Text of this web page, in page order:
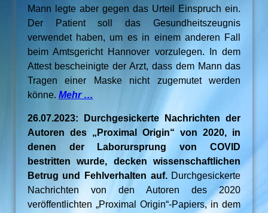
Mann legte aber gegen das Urteil Einspruch ein.
Der Patient soll das Gesundheitszeugnis
verwendet haben, um es in einem anderen Fall
beim Amtsgericht Hannover vorzulegen. In dem
Attest bescheinigte der Arzt, dass dem Mann das
Tragen einer Maske nicht zugemutet werden
könne. Mehr …
26.07.2023: Durchgesickerte Nachrichten der
Autoren des „Proximal Origin“ von 2020, in
denen der Laborursprung von COVID
bestritten wurde, decken wissenschaftlichen
Betrug und Fehlverhalten auf.Durchgesickerte
Nachrichten von den Autoren des 2020
veröffentlichten „Proximal Origin“-Papiers, in dem